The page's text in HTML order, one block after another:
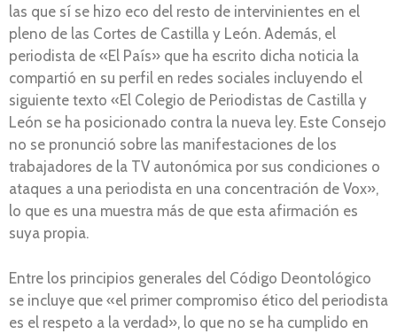
las que sí se hizo eco del resto de intervinientes en el
pleno de las Cortes de Castilla y León. Además, el
periodista de «El País» que ha escrito dicha noticia la
compartió en su perfil en redes sociales incluyendo el
siguiente texto «El Colegio de Periodistas de Castilla y
León se ha posicionado contra la nueva ley. Este Consejo
no se pronunció sobre las manifestaciones de los
trabajadores de la TV autonómica por sus condiciones o
ataques a una periodista en una concentración de Vox»,
lo que es una muestra más de que esta afirmación es
suya propia.
Entre los principios generales del Código Deontológico
se incluye que «el primer compromiso ético del periodista
es el respeto a la verdad», lo que no se ha cumplido en